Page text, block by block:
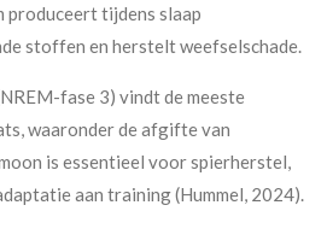
produceert tijdens slaap
stoffen en herstelt weefselschade.
fase 3) vindt de meeste
waaronder de afgifte van
is essentieel voor spierherstel,
aan training (Hummel, 2024).